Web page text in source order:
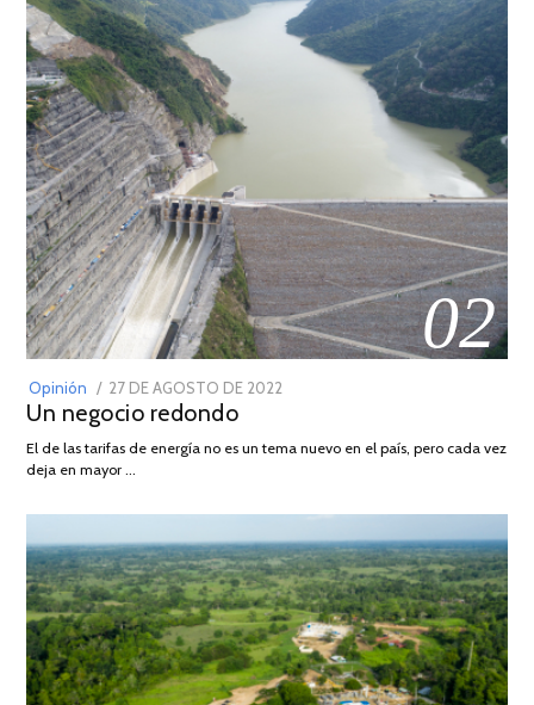
02
Opinión
POSTED
ON
27 DE AGOSTO DE 2022
DE
Un negocio redondo
El de las tarifas de energía no es un tema nuevo en el país, pero cada vez
deja en mayor …